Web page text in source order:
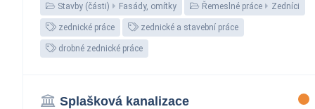
Stavby (části) Fasády, omítky Řemeslné práce Zedníci
zednické práce zednické a stavební práce
drobné zednické práce
Splašková kanalizace